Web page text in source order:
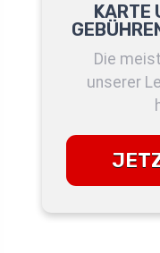
KARTE
Die
unserer